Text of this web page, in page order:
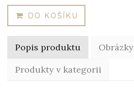
DO KOŠÍKU
Popis produktu
Obrázky
Produkty v kategorii